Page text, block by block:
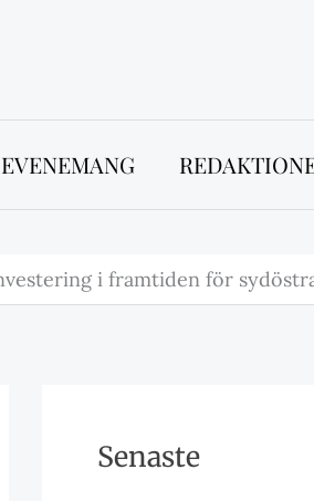
i framtiden för
Senaste